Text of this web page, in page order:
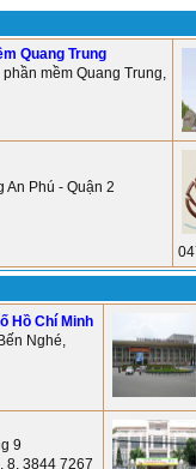
Quang Trung
mềm Quang Trung,
Phú - Quận 2
Hồ Chí Minh
Nghé,
9
8. 3844 7267